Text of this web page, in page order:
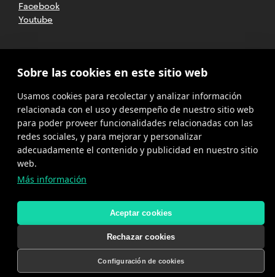
Facebook
Youtube
2025 CETT. Todos los derechos
reservados
Aviso legal
Política de
privacidad
Cookies
Política del
Sobre las cookies en este sitio web
Usamos cookies para recolectar y analizar información
relacionada con el uso y desempeño de nuestro sitio web
para poder proveer funcionalidades relacionadas con las
redes sociales, y para mejorar y personalizar
adecuadamente el contenido y publicidad en nuestro sitio
web.
Más información
Aceptar cookies
Rechazar cookies
Configuración de cookies